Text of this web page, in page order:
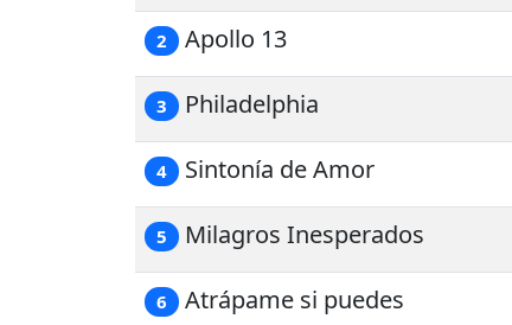
2 Apollo 13
3 Philadelphia
4 Sintonía de Amor
5 Milagros Inesperados
6 Atrápame si puedes